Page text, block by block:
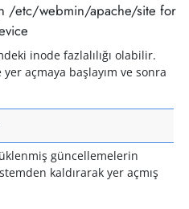
/etc/webmin/apache/site for
inode fazlalılığı olabilir.
açmaya başlayım ve sonra
güncellemelerin
kaldırarak yer açmış